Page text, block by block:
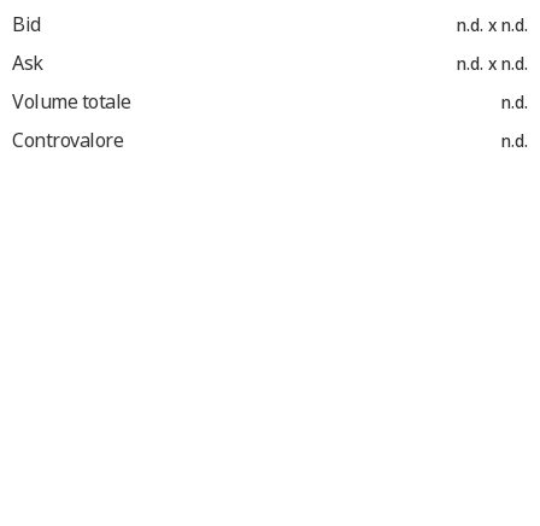
Bid n.d. x n.d.
Ask n.d. x n.d.
Volume totale n.d.
Controvalore n.d.